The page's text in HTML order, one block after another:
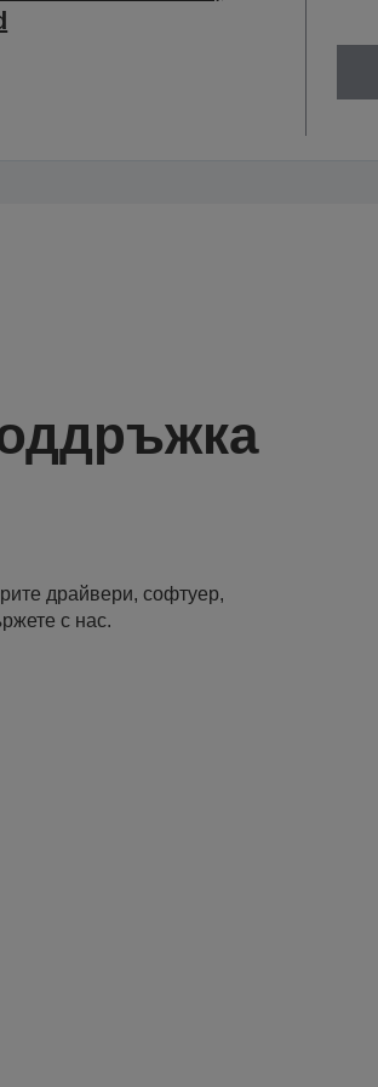
драйвери, софтуер,
с нас.